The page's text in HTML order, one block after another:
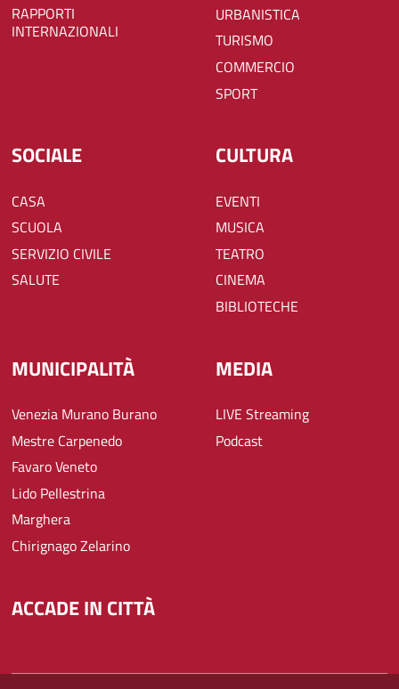
RAPPORTI
INTERNAZIONALI
URBANISTICA
TURISMO
COMMERCIO
SPORT
SOCIALE
CASA
SCUOLA
SERVIZIO CIVILE
SALUTE
CULTURA
EVENTI
MUSICA
TEATRO
CINEMA
BIBLIOTECHE
MUNICIPALITÀ
Venezia Murano Burano
Mestre Carpenedo
Favaro Veneto
Lido Pellestrina
Marghera
Chirignago Zelarino
MEDIA
LIVE Streaming
Podcast
ACCADE IN CITTÀ